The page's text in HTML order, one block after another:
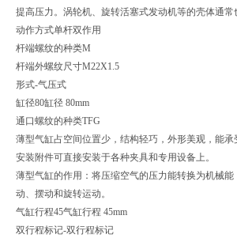
提高压力。涡轮机、旋转活塞式发动机等的壳体通常
动作方式单杆双作用
杆端螺纹的种类M
杆端外螺纹尺寸M22X1.5
形式-气压式
缸径80缸径 80mm
通口螺纹的种类TFG
薄型气缸占空间位置少，结构轻巧，外形美观，能
安装附件可直接安装于各种夹具和专用设备上。
薄型气缸的作用：将压缩空气的压力能转换为机械
动、摆动和旋转运动。
气缸行程45气缸行程 45mm
双行程标记-双行程标记